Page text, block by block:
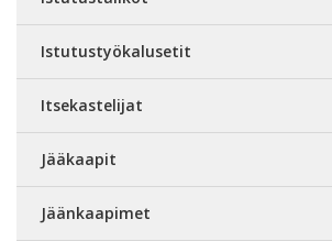
Istutustyökalusetit
Itsekastelijat
Jääkaapit
Jäänkaapimet